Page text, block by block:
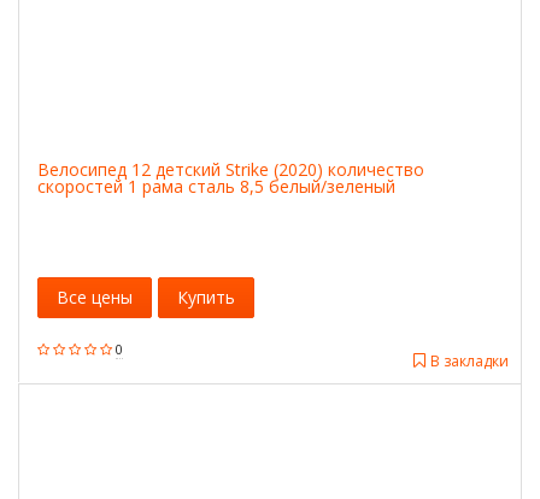
Велосипед 12 детский Strike (2020) количество
скоростей 1 рама сталь 8,5 белый/зеленый
0
В закладки
Все цены Купить